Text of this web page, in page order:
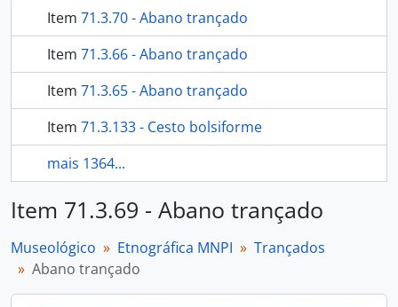
Item 71.3.70 - Abano trançado
Item 71.3.66 - Abano trançado
Item 71.3.65 - Abano trançado
Item 71.3.133 - Cesto bolsiforme
mais 1364...
Item 71.3.69 - Abano trançado
Museológico Etnográfica MNPI
Trançados
Abano trançado